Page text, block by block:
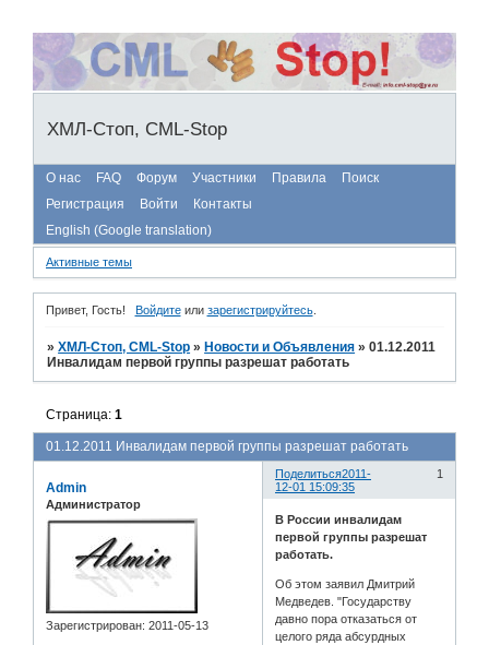
ХМЛ-Стоп, CML-Stop
О нас FAQ Форум Участники Правила
Поиск
Регистрация
Войти
Контакты
English (Google translation)
Активные темы
Привет, Гость! Войдитеили зарегистрируйтесь.
»ХМЛ-Стоп, CML-Stop » Новости и Объявления »01.12.2011
Инвалидам первой группы разрешат работать
01.12.2011 Инвалидам первой группы разрешат работать
Страница:1
Поделиться 1
2011-
12-01 15:09:35
Admin
Администратор
Зарегистрирован: 2011-05-13
В России инвалидам
первой группы разрешат
работать.
Об этом заявил Дмитрий
Медведев. "Государству
давно пора отказаться от
целого ряда абсурдных